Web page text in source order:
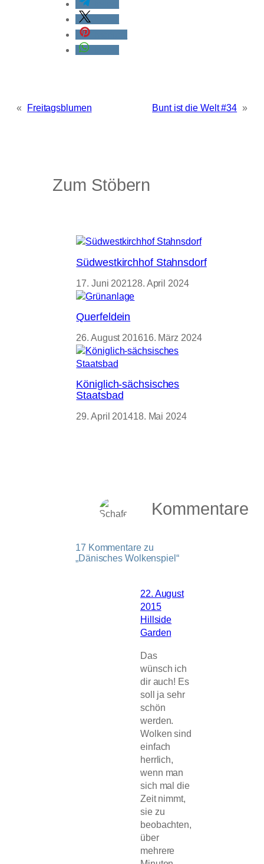
« Freitagsblumen Bunt ist die Welt #34 »
Zum Stöbern
Südwestkirchhof Stahnsdorf
17. Juni 202128. April 2024
Querfeldein
26. August 201616. März 2024
Königlich-sächsisches
Staatsbad
29. April 201418. Mai 2024
Kommentare
17 Kommentare zu
„Dänisches Wolkenspiel“
22. August
2015
Hillside
Garden
Das
wünsch ich
dir auch! Es
soll ja sehr
schön
werden.
Wolken sind
einfach
herrlich,
wenn man
sich mal die
Zeit nimmt,
sie zu
beobachten,
über
mehrere